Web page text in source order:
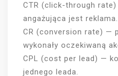
CTR (click-through
angażująca jest reklama.
CR (conversion rate) —
wykonały oczekiwaną
CPL (cost per lead) —
jednego leada.